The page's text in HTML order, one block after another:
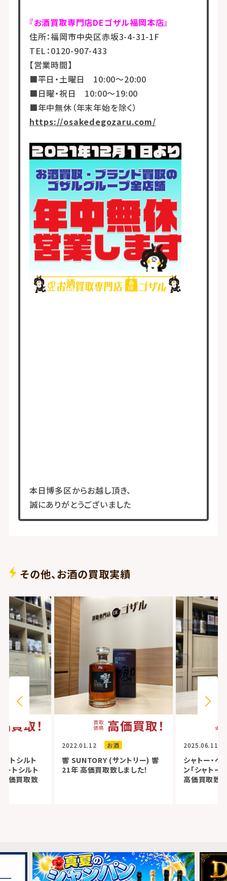
『お酒買取専門店DEゴザル福岡本店』
住所：福岡市中央区赤坂3-4-31-1F
TEL：0120-907-433
【営業時間】
■平日・土曜日 10:00～20:00
■日曜・祝日 10:00～19:00
■年中無休（年末年始を除く）
https://osakedegozaru.com/
本日博多区からお越し頂き、
誠にありがとうございました
その他、お酒の買取実績
買取！
トシルト
ートシルト
価買取致
高価買取！
2022.01.12 お酒
響 SUNTORY (サントリー) 響
21年 高価買取致しました！
2025.06.11
シャトー・ペ
ン「シャトー
高価買取致し